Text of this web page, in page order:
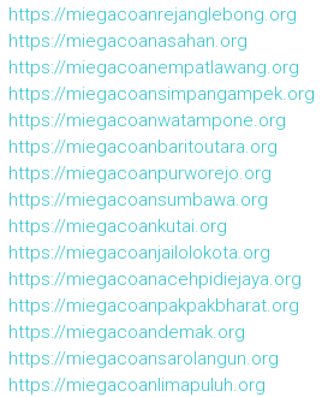
https://miegacoanrejanglebong.org
https://miegacoanasahan.org
https://miegacoanempatlawang.org
https://miegacoansimpangampek.org
https://miegacoanwatampone.org
https://miegacoanbaritoutara.org
https://miegacoanpurworejo.org
https://miegacoansumbawa.org
https://miegacoankutai.org
https://miegacoanjailolokota.org
https://miegacoanacehpidiejaya.org
https://miegacoanpakpakbharat.org
https://miegacoandemak.org
https://miegacoansarolangun.org
https://miegacoanlimapuluh.org